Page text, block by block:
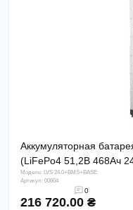
Аккумуляторная
(LiFePo4 51,2В 468Aч
Модель: LVS 24.0+BMS+BASE
Артикул: 00604
0
216 720.00 ₴